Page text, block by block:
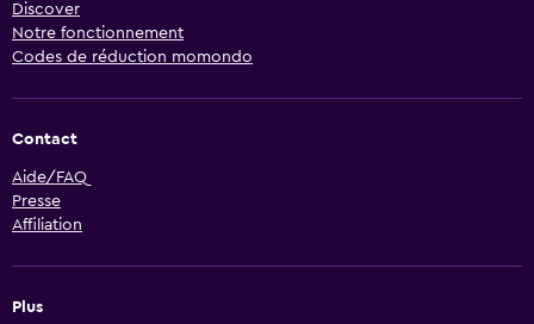
Discover
Notre fonctionnement
Codes de réduction momondo
Contact
Aide/FAQ
Presse
Affiliation
Plus